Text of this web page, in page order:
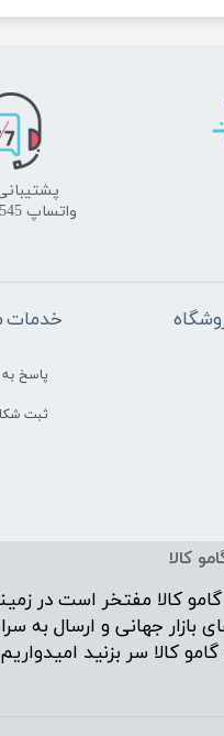
کالا
گامو کالا مفتخر است در
بازار جهانی و ارسال
کالا سر بزنید
واتساپ 09172092545
خدمات
پاسخ
ثبت